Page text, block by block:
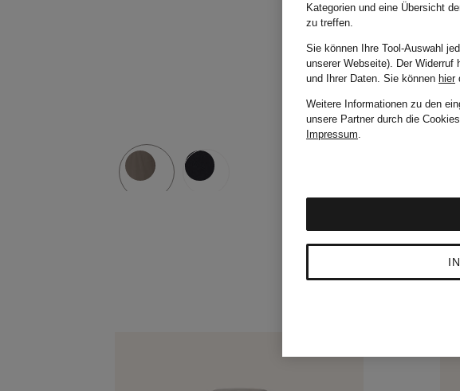
Kategorien und eine Übersicht
zu treffen.
Sie können Ihre Tool-Auswahl
unserer Webseite). Der Widerruf
und Ihrer Daten. Sie können hier
Weitere Informationen zu den
unsere Partner durch die
Impressum.